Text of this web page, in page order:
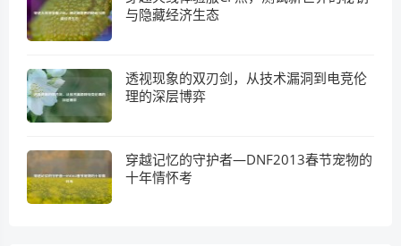
与隐藏经济生态
透视现象的双刃剑，从技术漏洞到电竞伦
理的深层博弈
穿越记忆的守护者—DNF2013春节宠物的
十年情怀考